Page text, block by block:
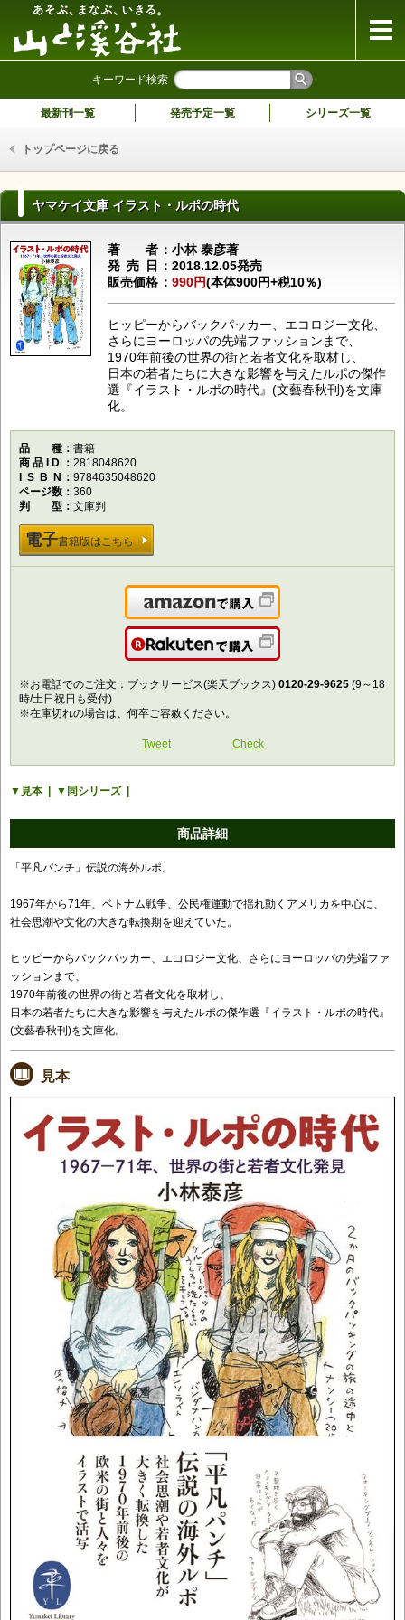
キーワード検索
最新刊一覧 発売予定一覧 シリーズ一覧
トップページに戻る
ヤマケイ文庫 イラスト・ルポの時代
著者小林 泰彦著
発売日 2018.12.05発売
販売価格
990円(本体900円+税10％)
ヒッピーからバックパッカー、エコロジー文化、
さらにヨーロッパの先端ファッションまで、
1970年前後の世界の街と若者文化を取材し、
日本の若者たちに大きな影響を与えたルポの傑作
選『イラスト・ルポの時代』(文藝春秋刊)を文庫
化。
品種書籍
商品ID
2818048620
ISBN
9784635048620
ページ数
360
判型文庫判
電子書籍版はこちら
Amazonで購入
楽天で購入
※お電話でのご注文：ブックサービス(楽天ブックス) 0120-29-9625 (9～18
時/土日祝日も受付)
※在庫切れの場合は、何卒ご容赦ください。
Tweet Check
見本 同シリーズ
商品詳細
「平凡パンチ」伝説の海外ルポ。
1967年から71年、ベトナム戦争、公民権運動で揺れ動くアメリカを中心に、
社会思潮や文化の大きな転換期を迎えていた。
ヒッピーからバックパッカー、エコロジー文化、さらにヨーロッパの先端ファ
ッションまで、
1970年前後の世界の街と若者文化を取材し、
日本の若者たちに大きな影響を与えたルポの傑作選『イラスト・ルポの時代』
(文藝春秋刊)を文庫化。
見本